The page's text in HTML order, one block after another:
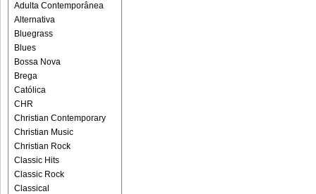
Adulta Contemporânea
Alternativa
Bluegrass
Blues
Bossa Nova
Brega
Católica
CHR
Christian Contemporary
Christian Music
Christian Rock
Classic Hits
Classic Rock
Classical